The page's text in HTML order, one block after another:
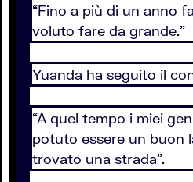
“Fino a più di un anno
voluto fare da grande.”
Yuanda ha seguito il
“A quel tempo i miei
potuto essere un buon
trovato una strada”.